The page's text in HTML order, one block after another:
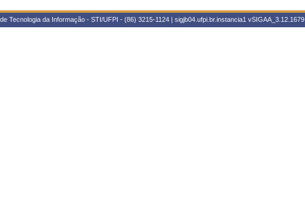
Tecnologia da Informação - STI/UFPI - (86) 3215-1124 | sigjb04.ufpi.br.instancia1 vSIGAA_3.12.1679